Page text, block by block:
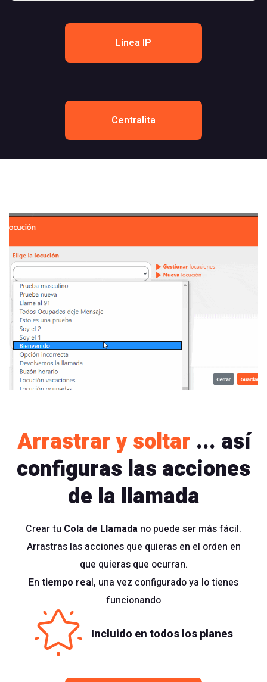
Línea IP
Centralita
Arrastrar y soltar ... así
configuras las acciones
de la llamada
Crear tu Cola de Llamada no puede ser más fácil.
Arrastras las acciones que quieras en el orden en
que quieras que ocurran.
En tiempo real, una vez configurado ya lo tienes
funcionando
Incluido en todos los planes